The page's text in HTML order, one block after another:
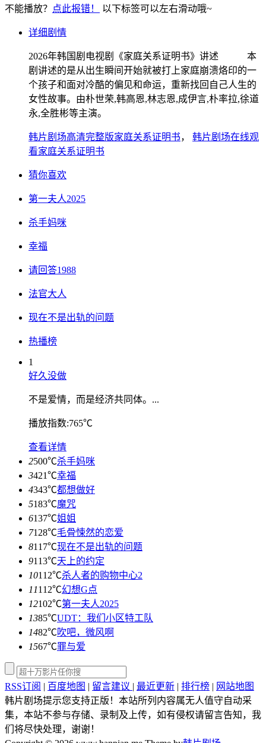
不能播放？ 点此报错！ 以下标签可以左右滑动哦~
详细剧情
2026年韩国剧电视剧《家庭关系证明书》讲述 本
剧讲述的是从出生瞬间开始就被打上家庭崩溃烙印的一
个孩子和面对冷酷的偏见和命运，重新找回自己人生的
女性故事。由朴世荣,韩高恩,林志恩,成伊言,朴率拉,徐道
永,全胜彬等主演。
韩片剧场高清完整版家庭关系证明书，
韩片剧场在线观
看家庭关系证明书
猜你喜欢
第一夫人2025
杀手妈咪
幸福
请回答1988
法官大人
现在不是出轨的问题
热播榜
1
好久没做
不是爱情，而是经济共同体。...
播放指数:765℃
查看详情
2500℃杀手妈咪
3421℃幸福
4343℃都想做好
5183℃魔咒
6137℃姐姐
7128℃毛骨悚然的恋爱
8117℃现在不是出轨的问题
9113℃天上的约定
10112℃杀人者的购物中心2
11112℃幻想G点
12102℃第一夫人2025
1385℃UDT：我们小区特工队
1482℃吹吧，微风啊
1567℃罪与爱
RSS订阅 | 百度地图 | 留言建议 | 最近更新 | 排行榜 | 网站地图
韩片剧场提示您支持正版！本站所列内容属无人值守自动采
集，本站不参与存储、录制及上传，如有侵权请留言告知，我
们将尽快处理，谢谢！